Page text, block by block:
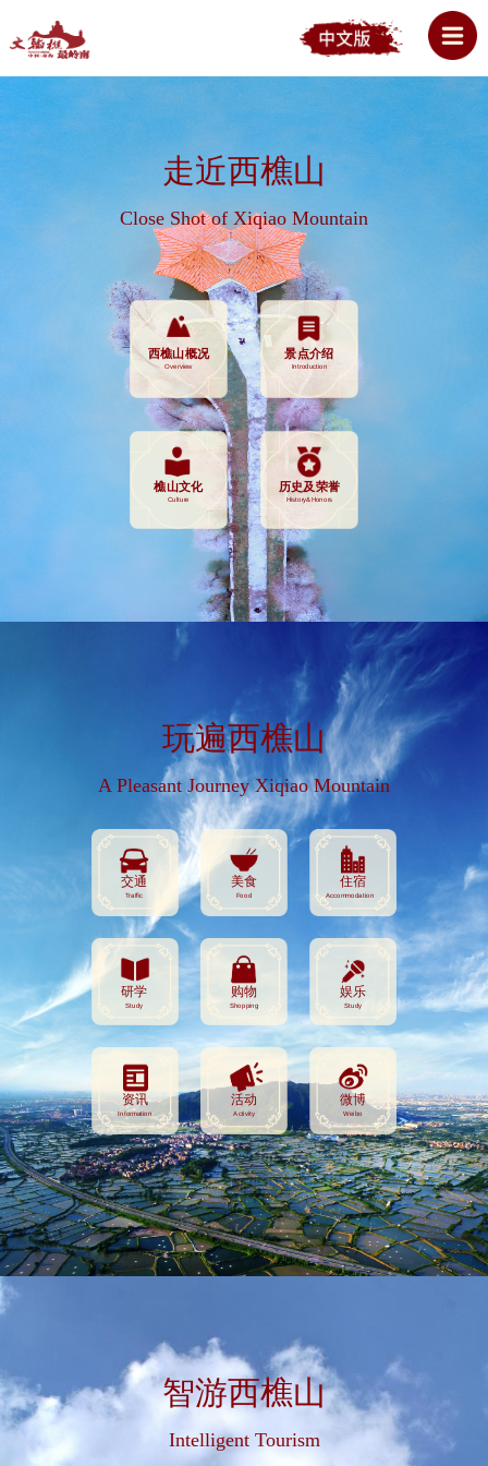
走近西樵山
Close Shot of Xiqiao Mountain
西樵山概况
Overview
景点介绍
Introduction
樵山文化
Culture
历史及荣誉
History&Honors
玩遍西樵山
A Pleasant Journey Xiqiao Mountain
交通
Traffic
美食
Food
住宿
Accommodation
研学
Study
购物
Shopping
娱乐
Study
资讯
Information
活动
Activity
微博
Weibo
智游西樵山
Intelligent Tourism